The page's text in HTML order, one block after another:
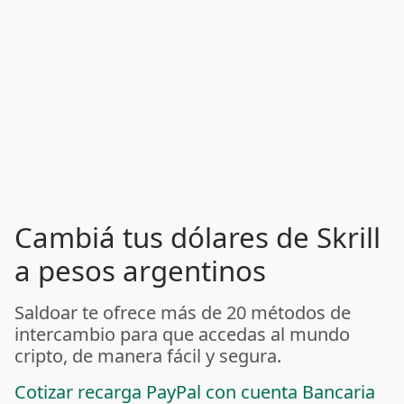
Cambiá tus dólares de Skrill
a pesos argentinos
Saldoar te ofrece más de 20 métodos de
intercambio para que accedas al mundo
cripto, de manera fácil y segura.
Cotizar recarga PayPal con cuenta Bancaria